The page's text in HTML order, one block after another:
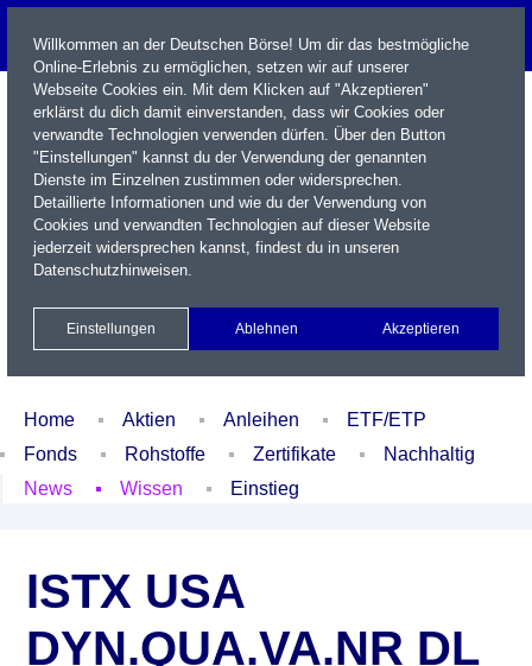
Name / WKN / ISIN / Kürzel
Xetra Realtime
Watchlist Portfolio Login
Home Aktien Anleihen
ETF/ETP
Fonds
Rohstoffe Zertifikate
Nachhaltig
News
Wissen Einstieg
ISTX USA
DYN.QUA.VA.NR DL
Willkommen an der Deutschen Börse! Um dir das bestmögliche
Online-Erlebnis zu ermöglichen, setzen wir auf unserer
Webseite Cookies ein. Mit dem Klicken auf "Akzeptieren"
erklärst du dich damit einverstanden, dass wir Cookies oder
verwandte Technologien verwenden dürfen. Über den Button
"Einstellungen" kannst du der Verwendung der genannten
Dienste im Einzelnen zustimmen oder widersprechen.
Detaillierte Informationen und wie du der Verwendung von
Cookies und verwandten Technologien auf dieser Website
jederzeit widersprechen kannst, findest du in unseren
Datenschutzhinweisen.
Einstellungen Ablehnen Akzeptieren